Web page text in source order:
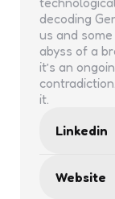
decoding
us and
abyss of a
it’s an
it.
Linkedin
Website